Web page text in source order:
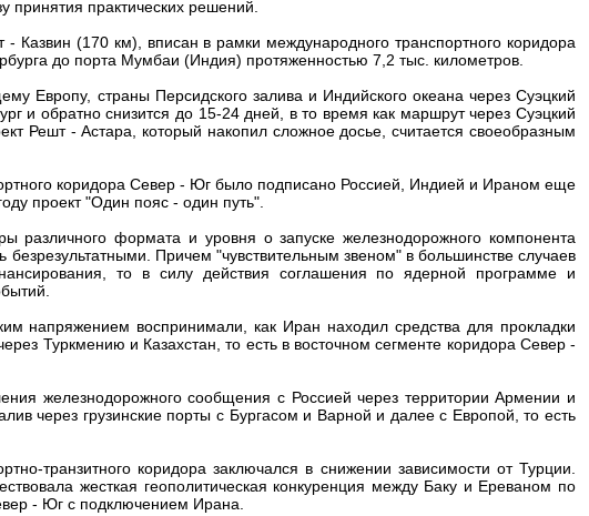
принятия практических решений.
Казвин (170 км), вписан в рамки международного транспортного коридора
до порта Мумбаи (Индия) протяженностью 7,2 тыс. километров.
Европу, страны Персидского залива и Индийского океана через Суэцкий
и обратно снизится до 15-24 дней, в то время как маршрут через Суэцкий
Решт - Астара, который накопил сложное досье, считается своеобразным
коридора Север - Юг было подписано Россией, Индией и Ираном еще
проект "Один пояс - один путь".
различного формата и уровня о запуске железнодорожного компонента
Причем "чувствительным звеном" в большинстве случаев
то в силу действия соглашения по ядерной программе и
напряжением воспринимали, как Иран находил средства для прокладки
Туркмению и Казахстан, то есть в восточном сегменте коридора Север -
железнодорожного сообщения с Россией через территории Армении и
через грузинские порты с Бургасом и Варной и далее с Европой, то есть
транзитного коридора заключался в снижении зависимости от Турции.
жесткая геополитическая конкуренция между Баку и Ереваном по
- Юг с подключением Ирана.